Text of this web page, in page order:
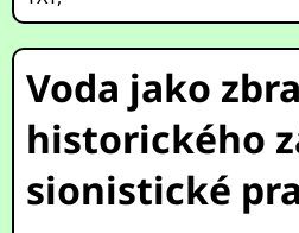
Voda jako
historického
sionistické